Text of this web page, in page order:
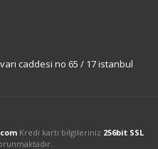
caddesi no 65 / 17 istanbul
Kredi kartı bilgileriniz 256bit SSL